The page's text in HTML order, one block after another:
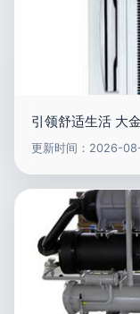
引领舒适生活 大
更新时间：2026-